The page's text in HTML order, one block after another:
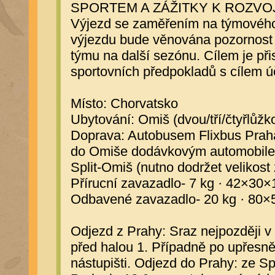
SPORTEM A ZÁŽITKY K
Výjezd se zaměřením na
výjezdu bude věnována
týmu na další sezónu. Cílem je
sportovních předpokladů s cílem
Místo: Chorvatsko
Ubytování: Omiš (dvou/tří/
Doprava: Autobusem Flixbus
do Omiše dodávkovým
Split-Omiš (nutno dodržet velikost
Přírucní zavazadlo- 7 kg ·
Odbavené zavazadlo- 20 kg ·
Odjezd z Prahy: Sraz nejpozději
před halou 1. Případně po
nástupišti. Odjezd do Prahy: ze